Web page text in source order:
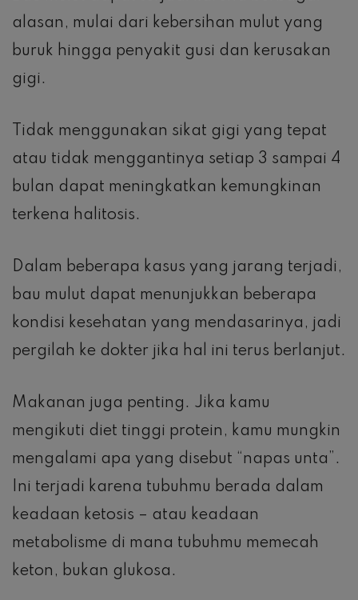
alasan, mulai dari kebersihan mulut yang
buruk hingga penyakit gusi dan kerusakan
gigi.
Tidak menggunakan sikat gigi yang tepat
atau tidak menggantinya setiap 3 sampai 4
bulan dapat meningkatkan kemungkinan
terkena halitosis.
Dalam beberapa kasus yang jarang terjadi,
bau mulut dapat menunjukkan beberapa
kondisi kesehatan yang mendasarinya, jadi
pergilah ke dokter jika hal ini terus berlanjut.
Makanan juga penting. Jika kamu
mengikuti diet tinggi protein, kamu mungkin
mengalami apa yang disebut “napas unta”.
Ini terjadi karena tubuhmu berada dalam
keadaan ketosis – atau keadaan
metabolisme di mana tubuhmu memecah
keton, bukan glukosa.